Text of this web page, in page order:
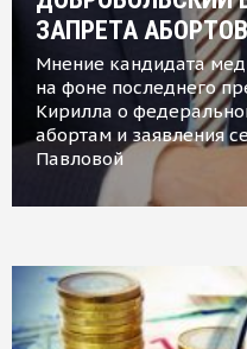
ЗАПРЕТА АБОРТОВ
Мнение кандидата
на фоне последнего
Кирилла о
абортам и заявления
Павловой